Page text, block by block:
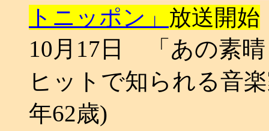
トニッポン」 放送開始
10月17日 「あの素
ヒットで知られる音
年62歳)